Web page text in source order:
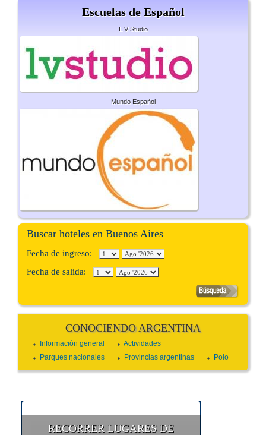
Escuelas de Español
L V Studio
Mundo Español
Buscar hoteles en Buenos Aires
Fecha de ingreso:
Fecha de salida:
CONOCIENDO ARGENTINA
Información general
Actividades
Parques nacionales
Provincias argentinas Polo
RECORRER LUGARES DE